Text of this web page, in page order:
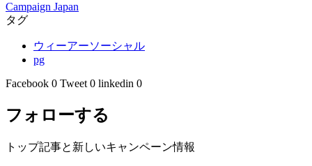
Campaign Japan
タグ
ウィーアーソーシャル
pg
Facebook 0 Tweet 0 linkedin 0
フォローする
トップ記事と新しいキャンペーン情報